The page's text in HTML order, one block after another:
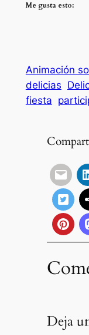
Me gusta esto:
Animación
delicias
fiesta
Deja